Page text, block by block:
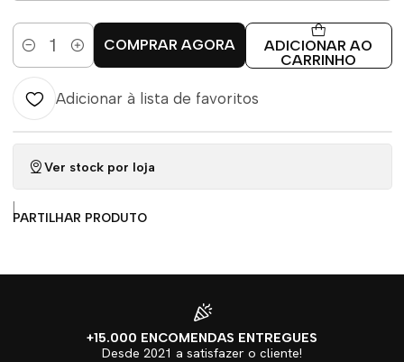
Quantidade
ADICIONAR AO
CARRINHO
COMPRAR AGORA
Adicionar à lista de favoritos
Ver stock por loja
|
PARTILHAR PRODUTO
+15.000 ENCOMENDAS ENTREGUES
Desde 2021 a satisfazer o cliente!